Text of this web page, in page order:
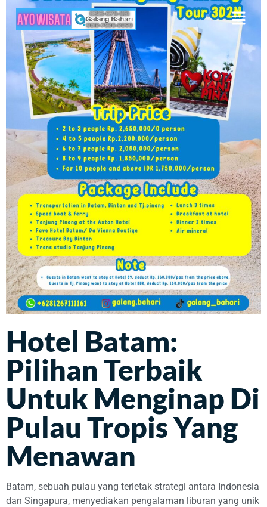
Hotel Batam:
Pilihan Terbaik
Untuk Menginap Di
Pulau Tropis Yang
Menawan
Batam, sebuah pulau yang terletak strategi antara Indonesia
dan Singapura, menyediakan pengalaman liburan yang unik